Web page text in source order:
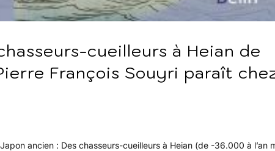
cueilleurs à Heian de
François Souyri paraît
ancien : Des chasseurs-cueilleurs à Heian (de -36.000 à l’an